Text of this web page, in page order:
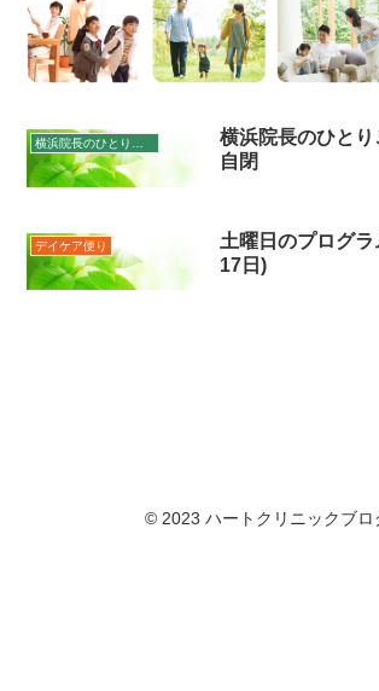
横浜院長のひと
自閉
デイケア便り
土曜日のプログラ
17日)
© 2023 ハートクリニックブロ